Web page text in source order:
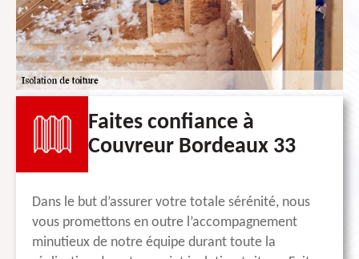
Faites confiance à
Couvreur Bordeaux 33
Dans le but d’assurer votre totale sérénité, nous
vous promettons en outre l’accompagnement
minutieux de notre équipe durant toute la